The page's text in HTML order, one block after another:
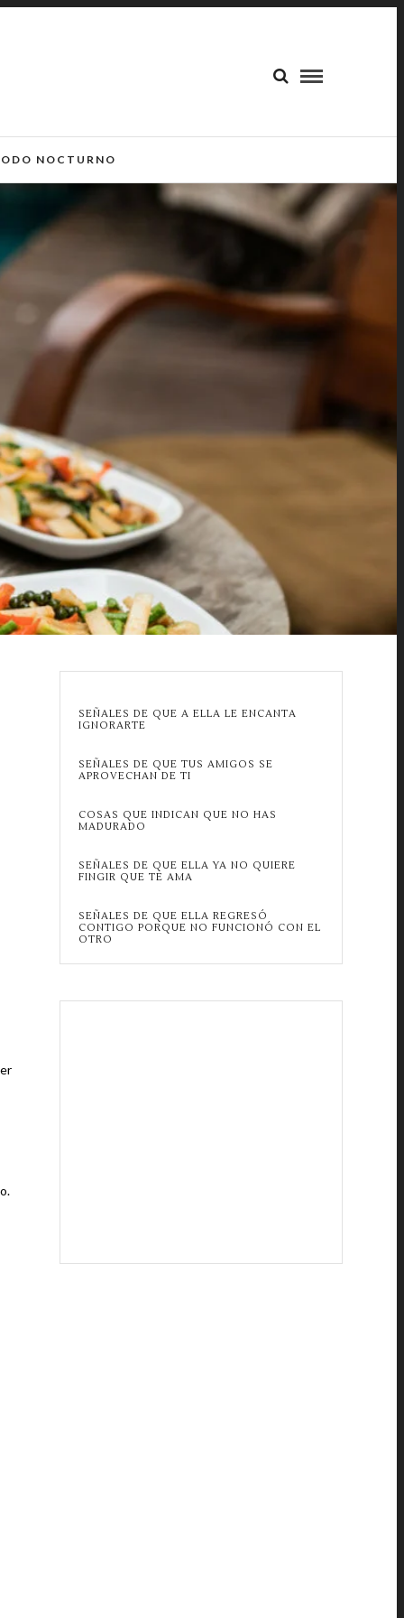
NOCTURNO
SEÑALES DE QUE A ELLA LE ENCANTA
IGNORARTE
SEÑALES DE QUE TUS AMIGOS SE
APROVECHAN DE TI
COSAS QUE INDICAN QUE NO HAS
MADURADO
SEÑALES DE QUE ELLA YA NO QUIERE
FINGIR QUE TE AMA
SEÑALES DE QUE ELLA REGRESÓ
CONTIGO PORQUE NO FUNCIONÓ CON EL
OTRO